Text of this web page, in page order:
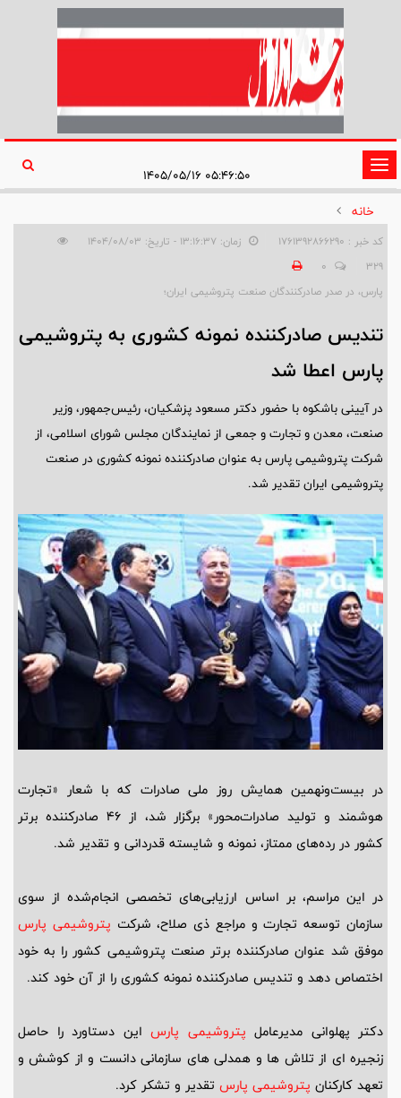
تغییر
وضعیت
ناوبری
خانه
کد خبر : 1761392866290
زمان: ۱۳:۱۶:۳۷ - تاریخ: ۱۴۰۴/۰۸/۰۳
329
0
پارس، در صدر صادرکنندگان صنعت پتروشیمی ایران؛
تندیس صادرکننده نمونه کشوری به پتروشیمی
پارس اعطا شد
در آیینی باشکوه با حضور دکتر مسعود پزشکیان، رئیس‌جمهور، وزیر
صنعت، معدن و تجارت و جمعی از نمایندگان مجلس شورای اسلامی، از
شرکت پتروشیمی پارس به عنوان صادرکننده نمونه کشوری در صنعت
پتروشیمی ایران تقدیر شد.
در بیست‌ونهمین همایش روز ملی صادرات که با شعار «تجارت
هوشمند و تولید صادرات‌محور» برگزار شد، از 46 صادرکننده برتر
کشور در رده‌های ممتاز، نمونه و شایسته قدردانی و تقدیر شد.
در این مراسم، بر اساس ارزیابی‌های تخصصی انجام‌شده از سوی
سازمان توسعه تجارت و مراجع ذی صلاح، شرکت پتروشیمی پارس
موفق شد عنوان صادرکننده برتر صنعت پتروشیمی کشور را به خود
اختصاص دهد و تندیس صادرکننده نمونه کشوری را از آن‌ خود کند.
دکتر پهلوانی مدیرعامل پتروشیمی پارس این دستاورد را حاصل
زنجیره ای از تلاش ها و‌ همدلی های سازمانی دانست و از کوشش و‌
تعهد کارکنان پتروشیمی پارس تقدیر و‌ تشکر کرد.